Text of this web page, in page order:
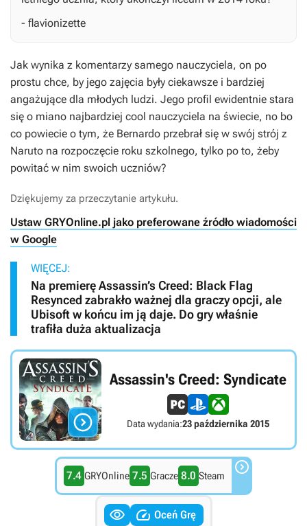
- flavionizette
Jak wynika z komentarzy samego nauczyciela, on po
prostu chce, by jego zajęcia były ciekawsze i bardziej
angażujące dla młodych ludzi. Jego profil ewidentnie stara
się o miano najbardziej cool nauczyciela na świecie, no bo
co powiecie o tym, że Bernardo przebrał się w swój strój z
Naruto na rozpoczęcie roku szkolnego, tylko po to, żeby
powitać w nim swoich uczniów?
Dziękujemy za przeczytanie artykułu.
Ustaw GRYOnline.pl jako preferowane źródło wiadomości
w Google
WIĘCEJ:
Na premierę Assassin’s Creed: Black Flag
Resynced zabrakło ważnej dla graczy opcji, ale
Ubisoft w końcu im ją daje. Do gry właśnie
trafiła duża aktualizacja

Assassin's Creed: Syndicate
Data wydania:23 października 2015
7.4 GRYOnline 7.5 Gracze 8.0 Steam 
  Oceń Grę